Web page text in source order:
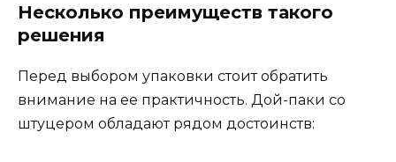
Несколько преимуществ такого
решения
Перед выбором упаковки стоит обратить
внимание на ее практичность. Дой-паки со
штуцером обладают рядом достоинств: